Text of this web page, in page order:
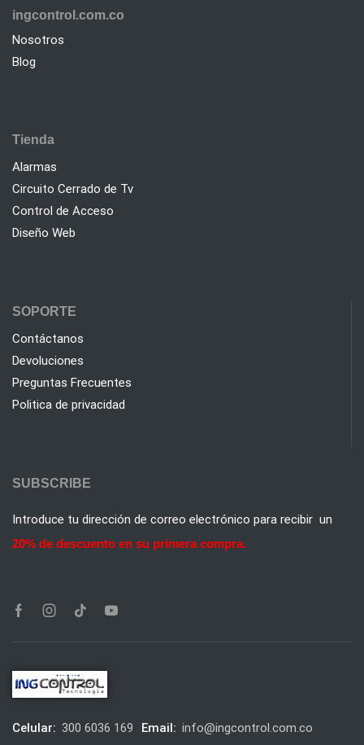
ingcontrol.com.co
Nosotros
Blog
Tienda
Alarmas
Circuito Cerrado de Tv
Control de Acceso
Diseño Web
SOPORTE
Contáctanos
Devoluciones
Preguntas Frecuentes
Politica de privacidad
SUBSCRIBE
Introduce tu dirección de correo electrónico para recibir un
20% de descuento en su primera compra.
Celular: 300 6036 169 Email: info@ingcontrol.com.co